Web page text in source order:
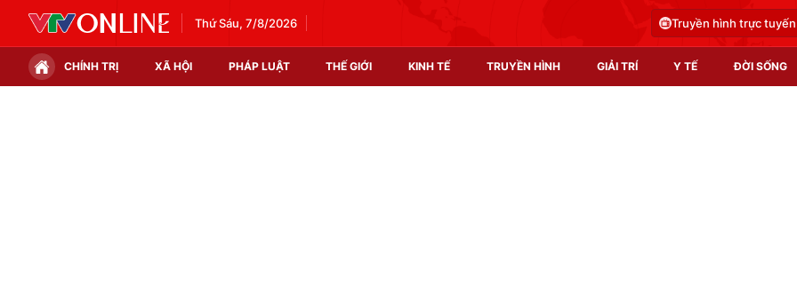
Thứ Sáu, 7/8/2026 Truyền hình trực tuyến
CHÍNH TRỊ XÃ HỘI PHÁP LUẬT THẾ GIỚI KINH TẾ TRUYỀN HÌNH GIẢI TRÍ Y TẾ ĐỜI SỐNG